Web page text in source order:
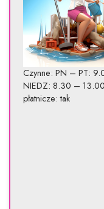
Czynne: PN – PT:
NIEDZ: 8.30 –
płatnicze: tak